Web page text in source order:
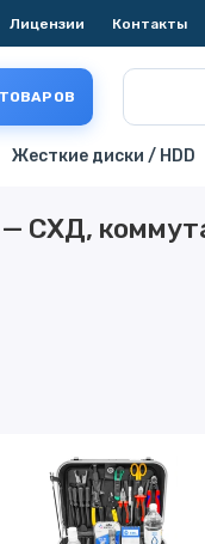
Лицензии Контакты
Жесткие диски / HDD
СХД,